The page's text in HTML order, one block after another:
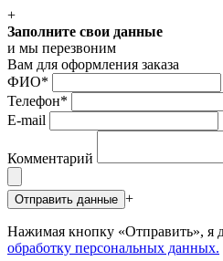
+
Заполните свои данные
и мы перезвоним
Вам для оформления заказа
ФИО*
Телефон*
E-mail
Комментарий
Отправить данные +
Нажимая кнопку «Отправить», я
обработку персональных данных.